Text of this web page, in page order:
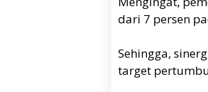
dari 7 persen
Sehingga,
target